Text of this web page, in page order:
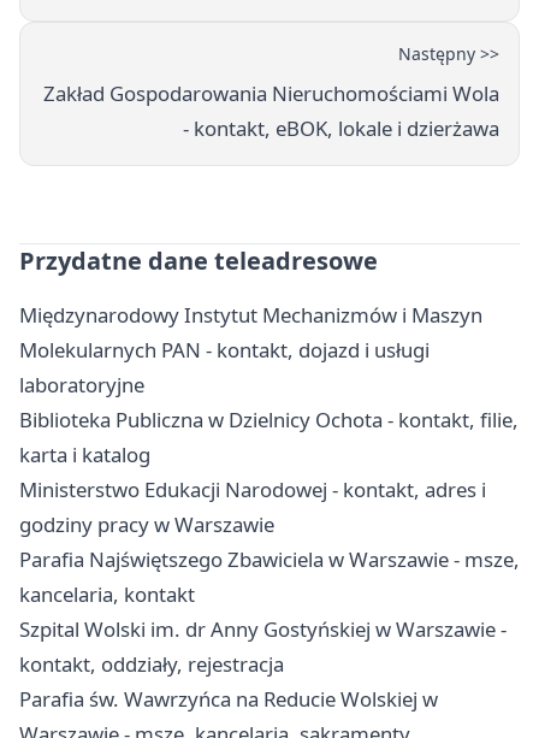
Następny >>
Zakład Gospodarowania Nieruchomościami Wola
- kontakt, eBOK, lokale i dzierżawa
Przydatne dane teleadresowe
Międzynarodowy Instytut Mechanizmów i Maszyn
Molekularnych PAN - kontakt, dojazd i usługi
laboratoryjne
Biblioteka Publiczna w Dzielnicy Ochota - kontakt, filie,
karta i katalog
Ministerstwo Edukacji Narodowej - kontakt, adres i
godziny pracy w Warszawie
Parafia Najświętszego Zbawiciela w Warszawie - msze,
kancelaria, kontakt
Szpital Wolski im. dr Anny Gostyńskiej w Warszawie -
kontakt, oddziały, rejestracja
Parafia św. Wawrzyńca na Reducie Wolskiej w